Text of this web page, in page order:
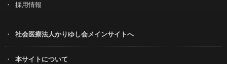
採用情報
社会医療法人かりゆし会メインサイトへ
本サイトについて